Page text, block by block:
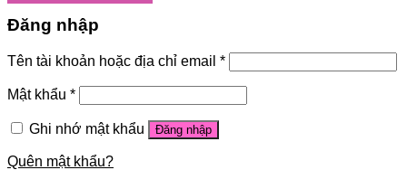
Đăng nhập
Tên tài khoản hoặc địa chỉ email *
Mật khẩu *
Ghi nhớ mật khẩu Đăng nhập
Quên mật khẩu?